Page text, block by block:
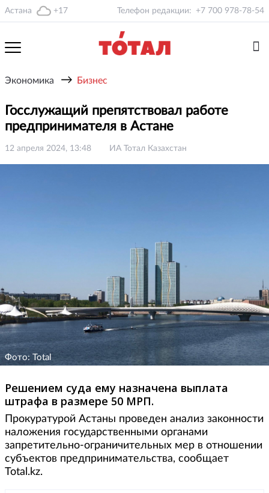
Астана +17 Телефон редакции: +7 700 978-78-54
Экономика → Бизнес
Госслужащий препятствовал работе
предпринимателя в Астане
12 апреля 2024, 13:48 ИА Тотал Казахстан
Фото: Total
Решением суда ему назначена выплата
штрафа в размере 50 МРП.
Прокуратурой Астаны проведен анализ законности
наложения государственными органами
запретительно-ограничительных мер в отношении
субъектов предпринимательства, сообщает
Total.kz.